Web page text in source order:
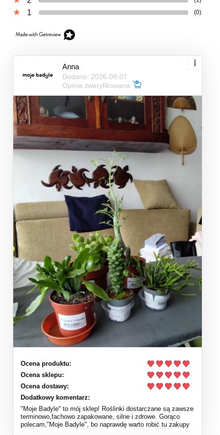
1 (0)
Anna
Dodano: 2026-08-07
Opinia zweryfikowana
Ocena produktu:
Ocena sklepu:
Ocena dostawy:
Dodatkowy komentarz:
"Moje Badyle" to mój sklep! Roślinki dostarczane są zawsze
terminowo,fachowo zapakowane, silne i zdrowe. Gorąco
polecam,"Moje Badyle", bo naprawdę warto robić tu zakupy